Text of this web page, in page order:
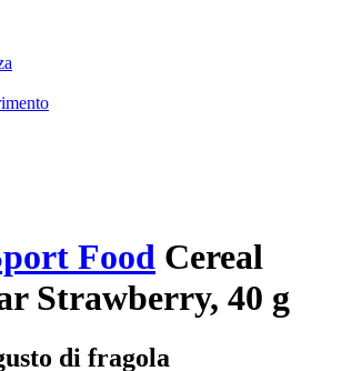
Food Cereal
Strawberry, 40 g
di fragola